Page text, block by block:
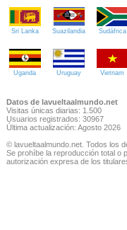
Sri Lanka Suazilandia Sudáfrica
Uganda Uruguay Vietnam
Datos de lavueltaalmundo.net
Visitas únicas diarias: 1.500
Usuarios registrados: 30967
Última actualización: Agosto 2026
© lavueltaalmundo.net. Todos los
Se prohíbe la reproducción total o
autorización expresa de los